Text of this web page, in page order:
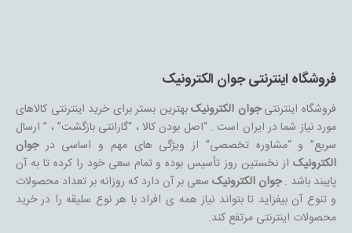
فروشگاه اینترنتی جوان الکترونیک
فروشگاه اینترنتیجوان الکترونیکبهترین بستر برای خرید اینترنتی کالاهای
مورد نیاز شما در ایران است . “اصل بودن کالا ، “گارانتی بازگشت” ، ” ارسال
سریع” و “مشاوره تخصصی” از ویژگی های مهم و اساسی درجوان
الکترونیکاز نخستین روز تأسیس بوده و تمام سعی خود را کرده تا به آن
پایبند باشد .جوان الکترونیکسعی بر آن دارد که روزانه بر تعداد محصولات
و تنوع آن بیفزاید تا بتواند نیاز همه ی افراد با هر نوع سلیقه را در خرید
محصولات اینترنتی مرتفع کند.